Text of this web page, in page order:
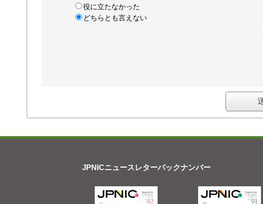
役に立たなかった
どちらとも言えない
JPNICニュースレターバックナンバー